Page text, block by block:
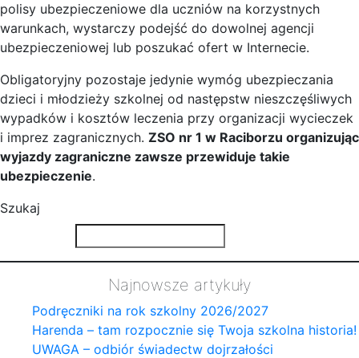
polisy ubezpieczeniowe dla uczniów na korzystnych
warunkach, wystarczy podejść do dowolnej agencji
ubezpieczeniowej lub poszukać ofert w Internecie.
Obligatoryjny pozostaje jedynie wymóg ubezpieczania
dzieci i młodzieży szkolnej od następstw nieszczęśliwych
wypadków i kosztów leczenia przy organizacji wycieczek
i imprez zagranicznych. ZSO nr 1 w Raciborzu organizując
wyjazdy zagraniczne zawsze przewiduje takie
ubezpieczenie.
Szukaj
Najnowsze artykuły
Podręczniki na rok szkolny 2026/2027
Harenda – tam rozpocznie się Twoja szkolna historia!
UWAGA – odbiór świadectw dojrzałości